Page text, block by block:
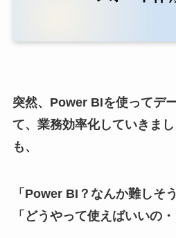
突然、Power BIを使ってデ
て、業務効率化していきま
も、
「Power BI？なんか難しそ
「どうやって使えばいいの・